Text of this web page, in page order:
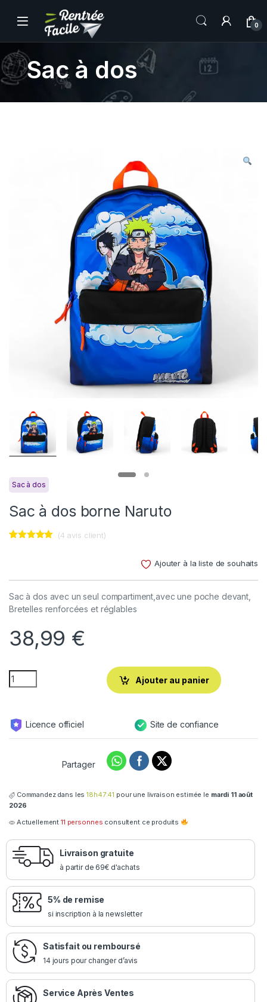
0
Sac à dos
Sac à dos
Sac à dos borne Naruto
client
(4 avis client)
Ajouter à la liste de souhaits
Sac à dos avec un seul compartiment,avec une poche devant,
Bretelles renforcées et réglables
38,99 €
Ajouter au panier
Licence officiel Site de confiance
Partager
Commandez dans les18h47:40pour une livraison estimée lemardi 11 août
2026
Actuellement11 personnes consultent ce produits
Livraison gratuite
à partir de 69€ d'achats
5% de remise
si inscription à la newsletter
Satisfait ou remboursé
14 jours pour changer d’avis
Service Après Ventes